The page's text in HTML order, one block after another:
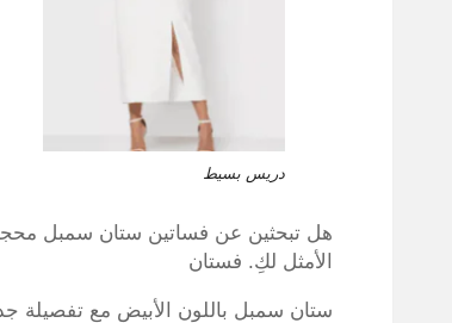
دريس بسيط
هل تبحثين عن فساتين ستان سمبل
الأمثل لكِ. فستان
ستان سمبل باللون الأبيض مع تفصيلة